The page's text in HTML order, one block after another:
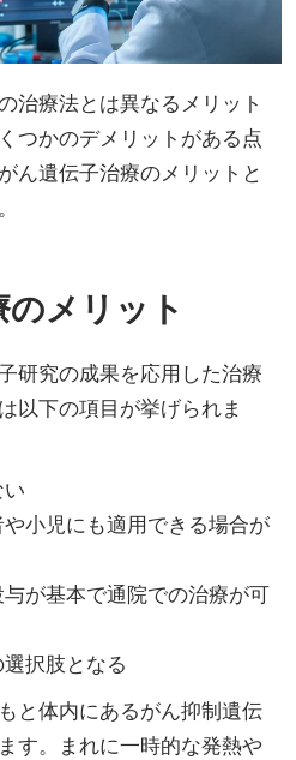
治療法とは異なるメリット
つかのデメリットがある点
ん遺伝子治療のメリットと
メリット
研究の成果を応用した治療
以下の項目が挙げられま
小児にも適用できる場合が
が基本で通院での治療が可
択肢となる
と体内にあるがん抑制遺伝
す。まれに一時的な発熱や